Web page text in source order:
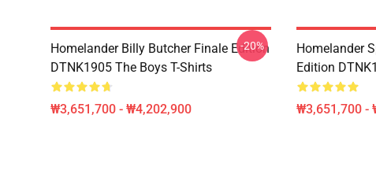
Homelander Billy Butcher Finale Edition
DTNK1905 The Boys T-Shirts
₩3,651,700 - ₩4,202,900
-20%
Homelander
Edition
₩3,651,700 -